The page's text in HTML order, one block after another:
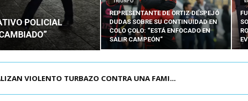
POLICIAL
REPRESENTANTE DE ORTIZ DESPEJÓ
DUDAS SOBRE SU CONTINUIDAD EN
COLO COLO: “ESTÁ ENFOCADO EN
SALIR CAMPEÓN”
DE EXCEPCIÓN TERRITORIAL PARA 5...